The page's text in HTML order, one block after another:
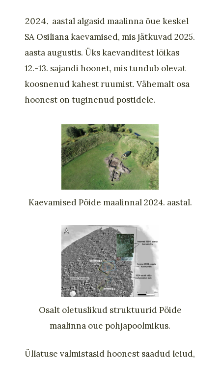
aastal algasid maalinna õue keskel
SA Osiliana kaevamised, mis jätkuvad 2025.
aasta augustis. Üks kaevanditest lõikas
12.-13. sajandi hoonet, mis tundub olevat
koosnenud kahest ruumist. Vähemalt osa
hoonest on tuginenud postidele.
Kaevamised Pöide maalinnal 2024. aastal.
Osalt oletuslikud struktuurid Pöide
maalinna õue põhjapoolmikus.
Üllatuse valmistasid hoonest saadud leiud,